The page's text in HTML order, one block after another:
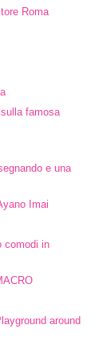
Roma
famosa
e una
Imai
comodi in
around